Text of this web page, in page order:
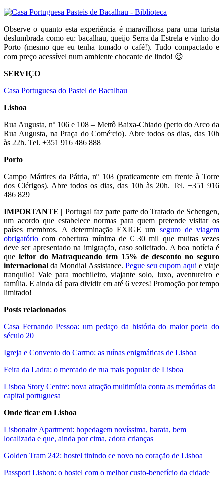
Observe o quanto esta experiência é maravilhosa para uma turista
deslumbrada como eu: bacalhau, queijo Serra da Estrela e vinho do
Porto (mesmo que eu tenha tomado o café!). Tudo compactado e
com preço acessível num ambiente chocante de lindo! 😉
SERVIÇO
Casa Portuguesa do Pastel de Bacalhau
Lisboa
Rua Augusta, nº 106 e 108 – Metrô Baixa-Chiado (perto do Arco da
Rua Augusta, na Praça do Comércio). Abre todos os dias, das 10h
às 22h. Tel. +351 916 486 888
Porto
Campo Mártires da Pátria, nº 108 (praticamente em frente à Torre
dos Clérigos). Abre todos os dias, das 10h às 20h. Tel. +351 916
486 829
IMPORTANTE | Portugal faz parte parte do Tratado de Schengen,
um acordo que estabelece normas para quem pretende visitar os
países membros. A determinação EXIGE um seguro de viagem
obrigatório com cobertura mínima de € 30 mil que muitas vezes
deve ser apresentado na imigração, caso solicitado. A boa notícia é
que leitor do Matraqueando tem 15% de desconto no seguro
internacional da Mondial Assistance. Pegue seu cupom aqui e viaje
tranquilo! Vale para mochileiro, viajante solo, luxo, aventureiro e
família. E ainda dá para dividir em até 6 vezes! Promoção por tempo
limitado!
Posts relacionados
Casa Fernando Pessoa: um pedaço da história do maior poeta do
século 20
Igreja e Convento do Carmo: as ruínas enigmáticas de Lisboa
Feira da Ladra: o mercado de rua mais popular de Lisboa
Lisboa Story Centre: nova atração multimídia conta as memórias da
capital portuguesa
Onde ficar em Lisboa
Lisbonaire Apartment: hopedagem novíssima, barata, bem
localizada e que, ainda por cima, adora crianças
Golden Tram 242: hostel tinindo de novo no coração de Lisboa
Passport Lisbon: o hostel com o melhor custo-benefício da cidade